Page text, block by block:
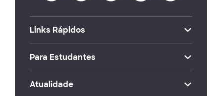
Links Rápidos
Para Estudantes
Atualidade